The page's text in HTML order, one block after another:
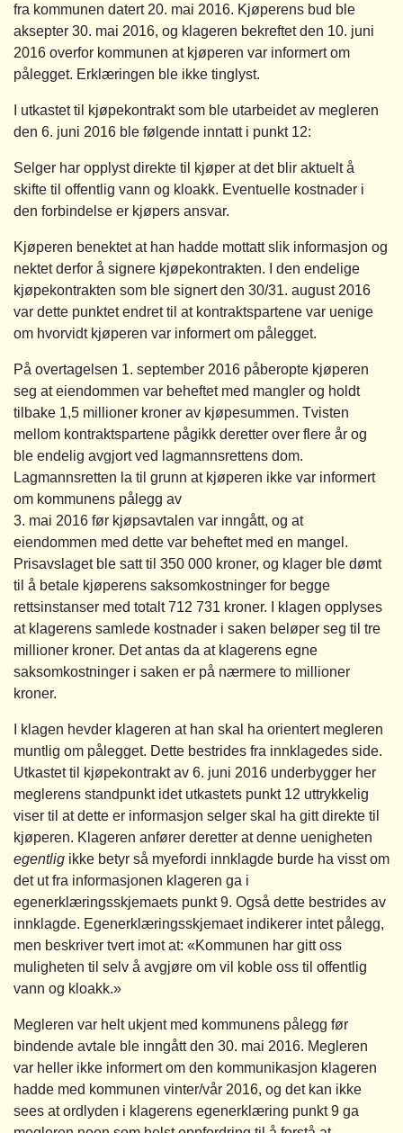
fra kommunen datert 20. mai 2016. Kjøperens bud ble
aksepter 30. mai 2016, og klageren bekreftet den 10. juni
2016 overfor kommunen at kjøperen var informert om
pålegget. Erklæringen ble ikke tinglyst.
I utkastet til kjøpekontrakt som ble utarbeidet av megleren
den 6. juni 2016 ble følgende inntatt i punkt 12:
Selger har opplyst direkte til kjøper at det blir aktuelt å
skifte til offentlig vann og kloakk. Eventuelle kostnader i
den forbindelse er kjøpers ansvar.
Kjøperen benektet at han hadde mottatt slik informasjon og
nektet derfor å signere kjøpekontrakten. I den endelige
kjøpekontrakten som ble signert den 30/31. august 2016
var dette punktet endret til at kontraktspartene var uenige
om hvorvidt kjøperen var informert om pålegget.
På overtagelsen 1. september 2016 påberopte kjøperen
seg at eiendommen var beheftet med mangler og holdt
tilbake 1,5 millioner kroner av kjøpesummen. Tvisten
mellom kontraktspartene pågikk deretter over flere år og
ble endelig avgjort ved lagmannsrettens dom.
Lagmannsretten la til grunn at kjøperen ikke var informert
om kommunens pålegg av
3. mai 2016 før kjøpsavtalen var inngått, og at
eiendommen med dette var beheftet med en mangel.
Prisavslaget ble satt til 350 000 kroner, og klager ble dømt
til å betale kjøperens saksomkostninger for begge
rettsinstanser med totalt 712 731 kroner. I klagen opplyses
at klagerens samlede kostnader i saken beløper seg til tre
millioner kroner. Det antas da at klagerens egne
saksomkostninger i saken er på nærmere to millioner
kroner.
I klagen hevder klageren at han skal ha orientert megleren
muntlig om pålegget. Dette bestrides fra innklagedes side.
Utkastet til kjøpekontrakt av 6. juni 2016 underbygger her
meglerens standpunkt idet utkastets punkt 12 uttrykkelig
viser til at dette er informasjon selger skal ha gitt direkte til
kjøperen. Klageren anfører deretter at denne uenigheten
egentlig ikke betyr så myefordi innklagde burde ha visst om
det ut fra informasjonen klageren ga i
egenerklæringsskjemaets punkt 9. Også dette bestrides av
innklagde. Egenerklæringsskjemaet indikerer intet pålegg,
men beskriver tvert imot at: «Kommunen har gitt oss
muligheten til selv å avgjøre om vil koble oss til offentlig
vann og kloakk.»
Megleren var helt ukjent med kommunens pålegg før
bindende avtale ble inngått den 30. mai 2016. Megleren
var heller ikke informert om den kommunikasjon klageren
hadde med kommunen vinter/vår 2016, og det kan ikke
sees at ordlyden i klagerens egenerklæring punkt 9 ga